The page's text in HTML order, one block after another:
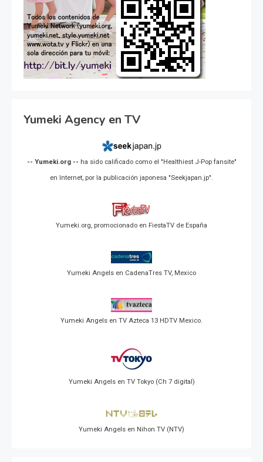
Yumeki Agency en TV
-- Yumeki.org -- ha sido calificado como el "Healthiest J-Pop fansite"
en Internet, por la publicación japonesa "Seekjapan.jp".
Yumeki.org, promocionado en FiestaTV de España
Yumeki Angels en CadenaTres TV, Mexico
Yumeki Angels en TV Azteca 13 HDTV Mexico.
Yumeki Angels en TV Tokyo (Ch 7 digital)
Yumeki Angels en Nihon TV (NTV)